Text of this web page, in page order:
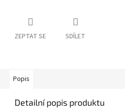
ZEPTAT SE SDÍLET
Popis
Detailní popis produktu